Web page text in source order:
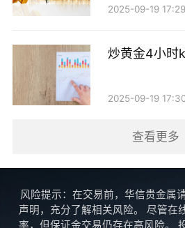
2025-09-19
炒黄金4小时
2025-09-19
查看更多
风险提示：在交易前，华信贵金属
声明，充分了解相关风险。 尽管在
率，但保证金交易仍存在高风险。